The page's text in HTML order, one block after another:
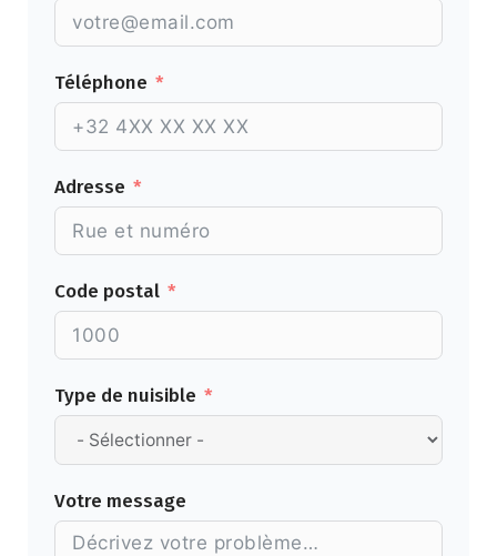
Téléphone
Adresse
Code postal
Type de nuisible
Votre message